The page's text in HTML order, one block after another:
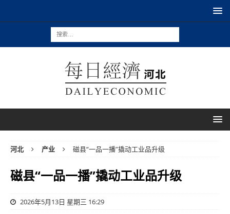
河北 产业 磁县“一品一播”撬动工业品升级
磁县“一品一播”撬动工业品升级
2026年5月13日 星期三 16:29